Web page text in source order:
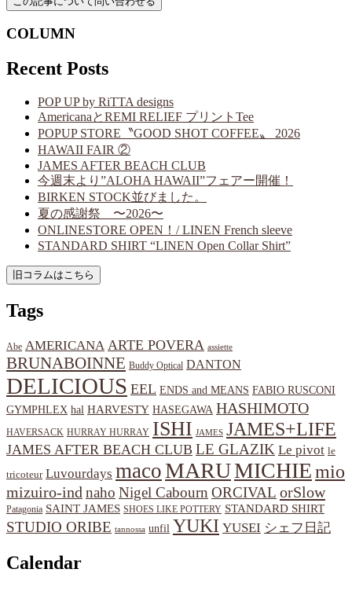
COLUMN
Recent Posts
POP UP by RiTTA designs
AmericanaとREMI RELIEF プリントTee
POPUP STORE〝GOOD SHOT COFFEE〟 2026
HAWAII FAIR ②
JAMES AFTER BEACH CLUB
今週末より”ALOHA HAWAII”フェアー開催！
BIRKEN STOCK並びました。
夏の感謝祭 〜2026〜
ONLINESTORE OPEN！/ LINEN French sleeve
STANDARD SHIRT “LINEN Open Collar Shirt”
Tags
Abe AMERICANA ARTE POVERA assiette
BRUNABOINNE Buddy Optical DANTON
DELICIOUS EEL ENDS and MEANS FABIO RUSCONI
GYMPHLEX hal HARVESTY HASEGAWA HASHIMOTO
HAVERSACK HURRAY HURRAY ISHI JAMES JAMES+LIFE
JAMES AFTER BEACH CLUB LE GLAZIK Le pivot le
tricoteur Luvourdays macoMARUMICHIEmio
mizuiro-ind naho Nigel Cabourn ORCIVAL orSlow
Patagonia SAINT JAMES SHOES LIKE POTTERY STANDARD SHIRT
STUDIO ORIBE tannossa unfil YUKI YUSEI シェフ日記
Calendar